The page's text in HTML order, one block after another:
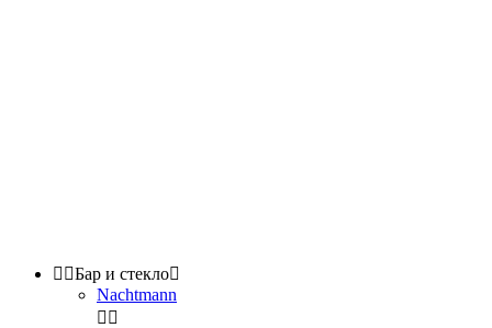
 Бар и стекло
Nachtmann
 